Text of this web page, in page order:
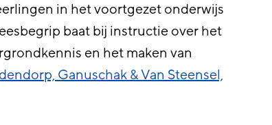
in het voortgezet onderwijs
baat bij instructie over het
en het maken van
Ganuschak & Van Steensel,